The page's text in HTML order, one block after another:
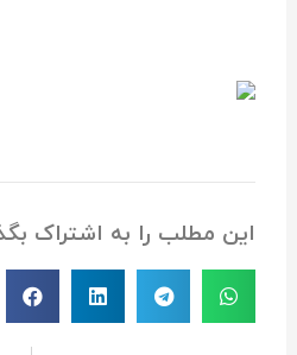
این مطلب را به اشتراک